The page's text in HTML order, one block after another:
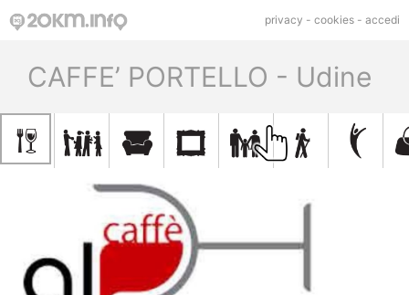
privacy - cookies - accedi
CAFFE’ PORTELLO - Udine